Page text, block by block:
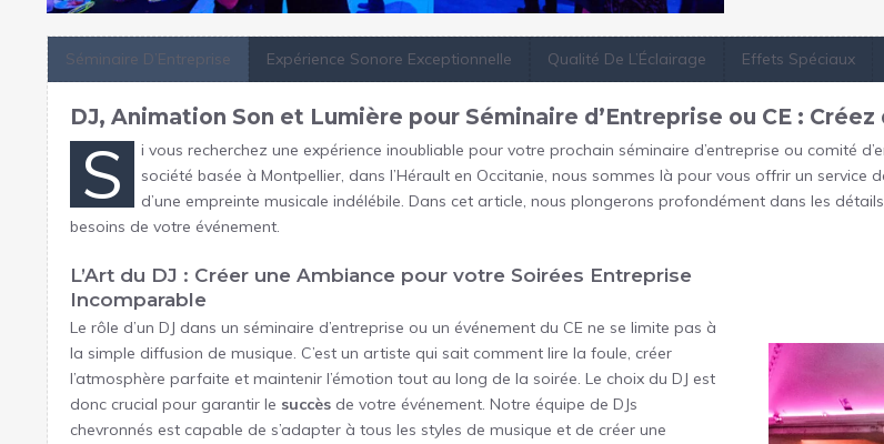
Séminaire D’Entreprise Expérience Sonore Exceptionnelle Qualité De L’Éclairage Effets Spéciaux
DJ, Animation Son et Lumière pour Séminaire d’Entreprise ou CE :
S
i vous recherchez une expérience inoubliable pour votre prochain séminaire d’entreprise ou comité
société basée à Montpellier, dans l’Hérault en Occitanie, nous sommes là pour vous offrir un service
d’une empreinte musicale indélébile. Dans cet article, nous plongerons profondément dans les
besoins de votre événement.
L’Art du DJ : Créer une Ambiance pour votre Soirées Entreprise
Incomparable
Le rôle d’un DJ dans un séminaire d’entreprise ou un événement du CE ne se limite pas à
la simple diffusion de musique. C’est un artiste qui sait comment lire la foule, créer
l’atmosphère parfaite et maintenir l’émotion tout au long de la soirée. Le choix du DJ est
donc crucial pour garantir le succès de votre événement. Notre équipe de DJs
chevronnés est capable de s’adapter à tous les styles de musique et de créer une